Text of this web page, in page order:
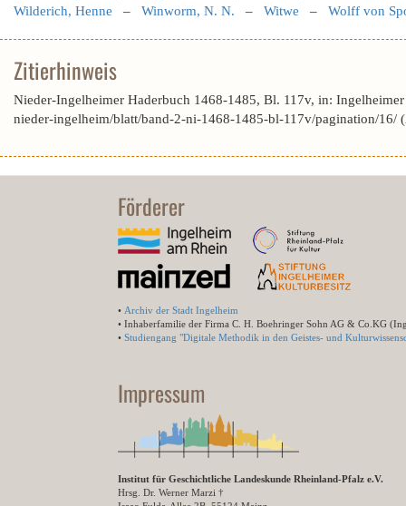
Wilderich, Henne – Winworm, N. N. – Witwe – Wolff von
Zitierhinweis
Nieder-Ingelheimer Haderbuch 1468-1485, Bl. 117v, in:
nieder-ingelheim/blatt/band-2-ni-1468-1485-bl-117v/pagination/16/
Förderer
• Archiv der Stadt Ingelheim
• Inhaberfamilie der Firma C. H. Boehringer Sohn AG & Co.KG
• Studiengang "Digitale Methodik in den Geistes- und
Impressum
Institut für Geschichtliche Landeskunde Rheinland-Pfalz e.V.
Hrsg. Dr. Werner Marzi †